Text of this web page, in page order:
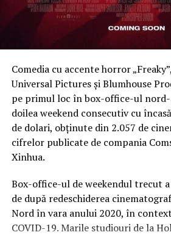
Comedia cu accente horror
Universal Pictures şi Blumhouse
pe primul loc în box-office-ul
doilea weekend consecutiv cu
de dolari, obţinute din 2.057 de
cifrelor publicate de compania
Xinhua.
Box-office-ul de weekendul trecut
de după redeschiderea
Nord în vara anului 2020, în
COVID-19. Marile studiouri de la